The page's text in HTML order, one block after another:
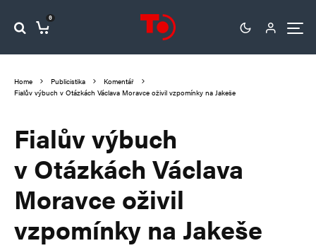
0
Home Publicistika
Komentář
Fialův výbuch v Otázkách Václava Moravce oživil vzpomínky na Jakeše
Fialův výbuch
v Otázkách Václava
Moravce oživil
vzpomínky na Jakeše